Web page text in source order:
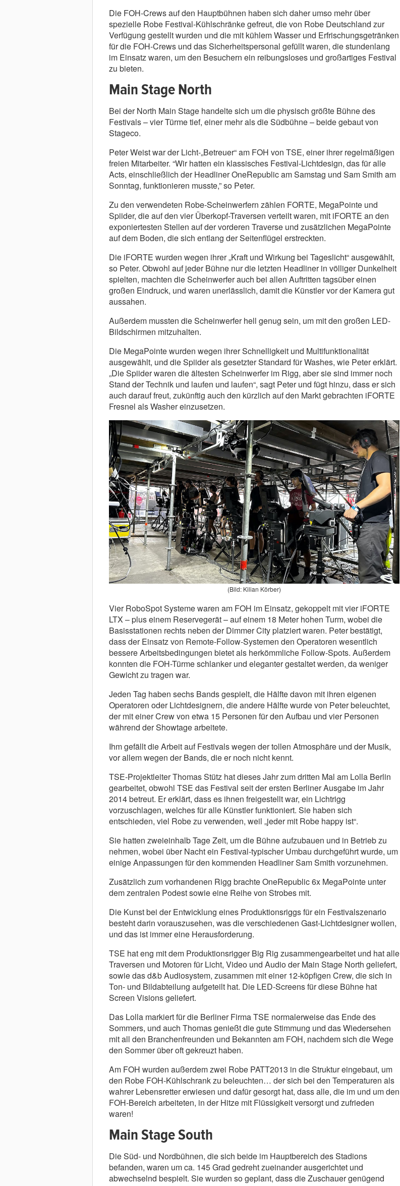
Die FOH-Crews auf den Hauptbühnen haben sich daher umso mehr über
spezielle Robe Festival-Kühlschränke gefreut, die von Robe Deutschland zur
Verfügung gestellt wurden und die mit kühlem Wasser und Erfrischungsgetränken
für die FOH-Crews und das Sicherheitspersonal gefüllt waren, die stundenlang
im Einsatz waren, um den Besuchern ein reibungsloses und großartiges Festival
zu bieten.
Main Stage North
Bei der North Main Stage handelte sich um die physisch größte Bühne des
Festivals – vier Türme tief, einer mehr als die Südbühne – beide gebaut von
Stageco.
Peter Weist war der Licht-„Betreuer“ am FOH von TSE, einer ihrer regelmäßigen
freien Mitarbeiter. “Wir hatten ein klassisches Festival-Lichtdesign, das für alle
Acts, einschließlich der Headliner OneRepublic am Samstag und Sam Smith am
Sonntag, funktionieren musste,” so Peter.
Zu den verwendeten Robe-Scheinwerfern zählen FORTE, MegaPointe und
Spiider, die auf den vier Überkopf-Traversen verteilt waren, mit iFORTE an den
exponiertesten Stellen auf der vorderen Traverse und zusätzlichen MegaPointe
auf dem Boden, die sich entlang der Seitenflügel erstreckten.
Die iFORTE wurden wegen ihrer „Kraft und Wirkung bei Tageslicht“ ausgewählt,
so Peter. Obwohl auf jeder Bühne nur die letzten Headliner in völliger Dunkelheit
spielten, machten die Scheinwerfer auch bei allen Auftritten tagsüber einen
großen Eindruck, und waren unerlässlich, damit die Künstler vor der Kamera gut
aussahen.
Außerdem mussten die Scheinwerfer hell genug sein, um mit den großen LED-
Bildschirmen mitzuhalten.
Die MegaPointe wurden wegen ihrer Schnelligkeit und Multifunktionalität
ausgewählt, und die Spiider als gesetzter Standard für Washes, wie Peter erklärt.
„Die Spiider waren die ältesten Scheinwerfer im Rigg, aber sie sind immer noch
Stand der Technik und laufen und laufen“, sagt Peter und fügt hinzu, dass er sich
auch darauf freut, zukünftig auch den kürzlich auf den Markt gebrachten iFORTE
Fresnel als Washer einzusetzen.
(Bild: Kilian Körber)
Vier RoboSpot Systeme waren am FOH im Einsatz, gekoppelt mit vier iFORTE
LTX – plus einem Reservegerät – auf einem 18 Meter hohen Turm, wobei die
Basisstationen rechts neben der Dimmer City platziert waren. Peter bestätigt,
dass der Einsatz von Remote-Follow-Systemen den Operatoren wesentlich
bessere Arbeitsbedingungen bietet als herkömmliche Follow-Spots. Außerdem
konnten die FOH-Türme schlanker und eleganter gestaltet werden, da weniger
Gewicht zu tragen war.
Jeden Tag haben sechs Bands gespielt, die Hälfte davon mit ihren eigenen
Operatoren oder Lichtdesignern, die andere Hälfte wurde von Peter beleuchtet,
der mit einer Crew von etwa 15 Personen für den Aufbau und vier Personen
während der Showtage arbeitete.
Ihm gefällt die Arbeit auf Festivals wegen der tollen Atmosphäre und der Musik,
vor allem wegen der Bands, die er noch nicht kennt.
TSE-Projektleiter Thomas Stütz hat dieses Jahr zum dritten Mal am Lolla Berlin
gearbeitet, obwohl TSE das Festival seit der ersten Berliner Ausgabe im Jahr
2014 betreut. Er erklärt, dass es ihnen freigestellt war, ein Lichtrigg
vorzuschlagen, welches für alle Künstler funktioniert. Sie haben sich
entschieden, viel Robe zu verwenden, weil „jeder mit Robe happy ist“.
Sie hatten zweieinhalb Tage Zeit, um die Bühne aufzubauen und in Betrieb zu
nehmen, wobei über Nacht ein Festival-typischer Umbau durchgeführt wurde, um
einige Anpassungen für den kommenden Headliner Sam Smith vorzunehmen.
Zusätzlich zum vorhandenen Rigg brachte OneRepublic 6x MegaPointe unter
dem zentralen Podest sowie eine Reihe von Strobes mit.
Die Kunst bei der Entwicklung eines Produktionsriggs für ein Festivalszenario
besteht darin vorauszusehen, was die verschiedenen Gast-Lichtdesigner wollen,
und das ist immer eine Herausforderung.
TSE hat eng mit dem Produktionsrigger Big Rig zusammengearbeitet und hat alle
Traversen und Motoren für Licht, Video und Audio der Main Stage North geliefert,
sowie das d&b Audiosystem, zusammen mit einer 12-köpfigen Crew, die sich in
Ton- und Bildabteilung aufgeteilt hat. Die LED-Screens für diese Bühne hat
Screen Visions geliefert.
Das Lolla markiert für die Berliner Firma TSE normalerweise das Ende des
Sommers, und auch Thomas genießt die gute Stimmung und das Wiedersehen
mit all den Branchenfreunden und Bekannten am FOH, nachdem sich die Wege
den Sommer über oft gekreuzt haben.
Am FOH wurden außerdem zwei Robe PATT2013 in die Struktur eingebaut, um
den Robe FOH-Kühlschrank zu beleuchten… der sich bei den Temperaturen als
wahrer Lebensretter erwiesen und dafür gesorgt hat, dass alle, die im und um den
FOH-Bereich arbeiteten, in der Hitze mit Flüssigkeit versorgt und zufrieden
waren!
Main Stage South
Die Süd- und Nordbühnen, die sich beide im Hauptbereich des Stadions
befanden, waren um ca. 145 Grad gedreht zueinander ausgerichtet und
abwechselnd bespielt. Sie wurden so geplant, dass die Zuschauer genügend